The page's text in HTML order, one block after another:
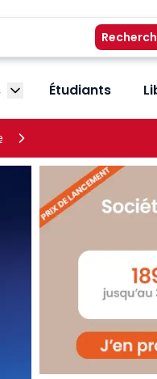
Vos métiers
Afficher le sous-menu
Étudiants